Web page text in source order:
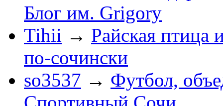
Блог им. Grigory
Tihii → Райская птица
по-cочински
so3537 → Футбол,